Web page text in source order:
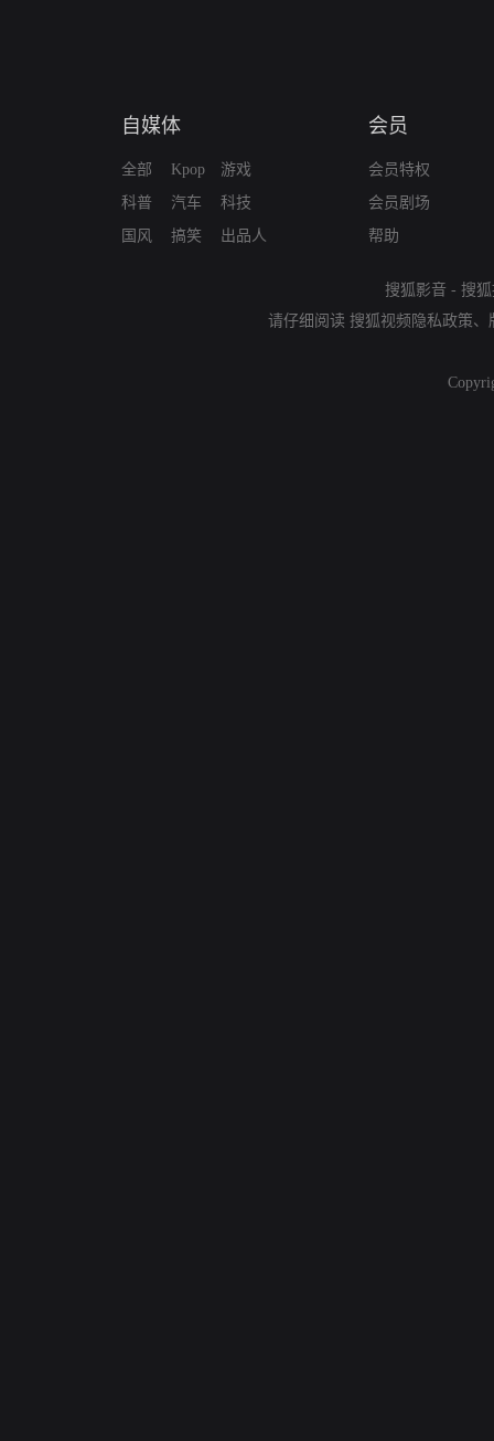
自媒体
全部
科普
国风
Kpop
汽车
搞笑
游戏
科技
出品人
会员
会员特权
会员剧场
帮助
搜狐影音 - 搜
请仔细阅读 搜狐视频隐私政策、